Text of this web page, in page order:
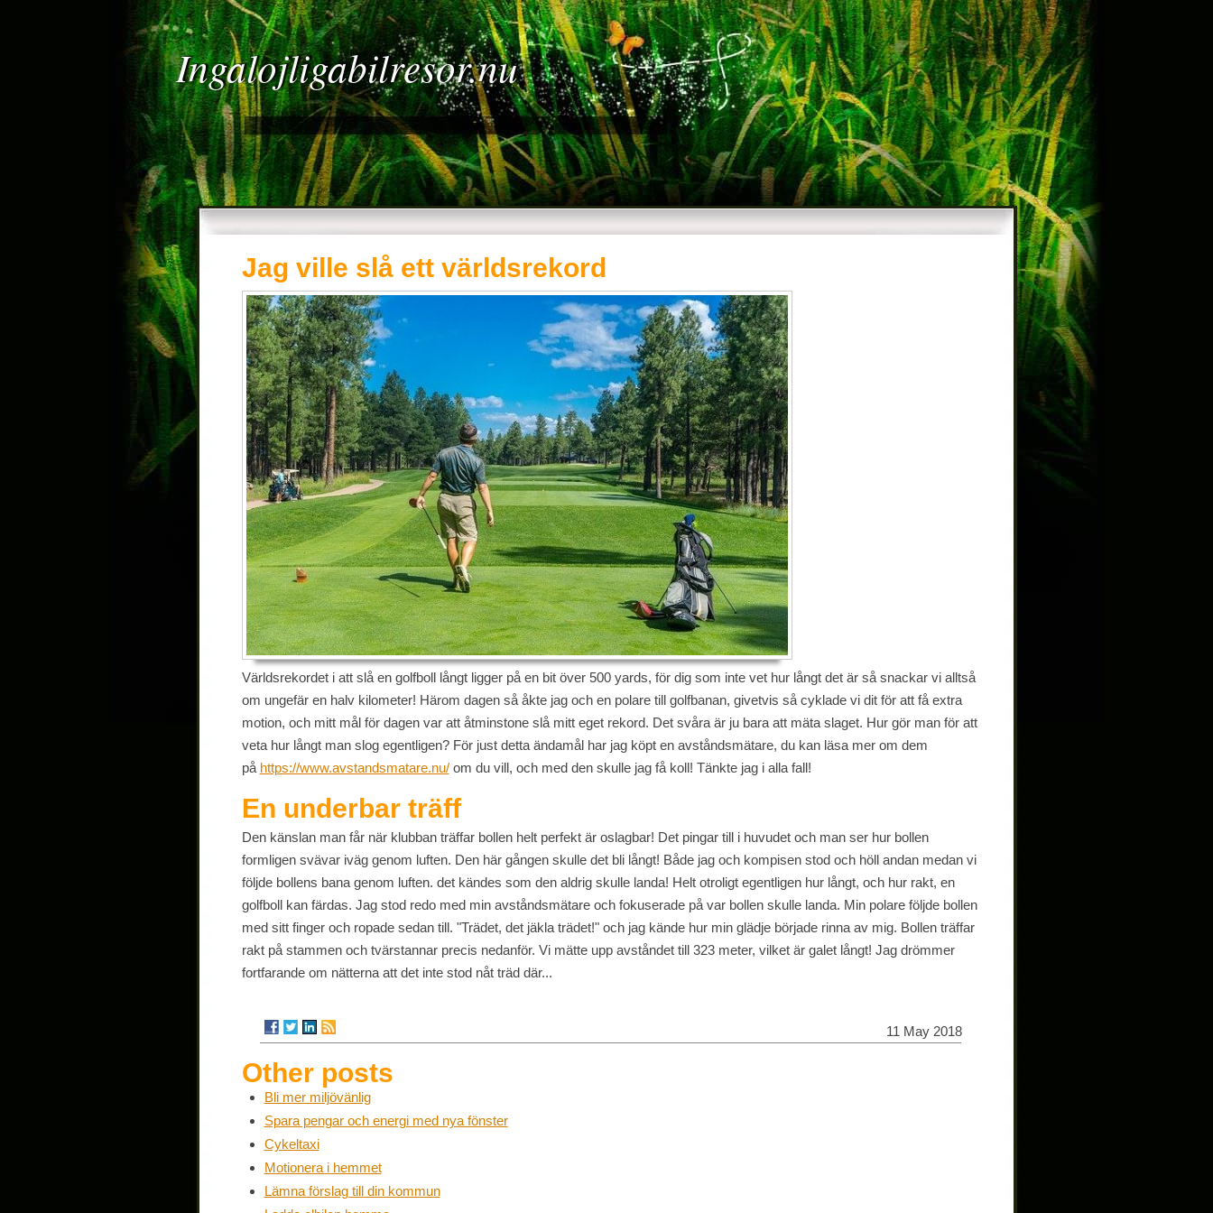
Ingalojligabilresor.nu
Jag ville slå ett världsrekord
Världsrekordet i att slå en golfboll långt ligger på en bit över 500 yards, för dig som inte vet hur långt det är så snackar vi alltså
om ungefär en halv kilometer! Härom dagen så åkte jag och en polare till golfbanan, givetvis så cyklade vi dit för att få extra
motion, och mitt mål för dagen var att åtminstone slå mitt eget rekord. Det svåra är ju bara att mäta slaget. Hur gör man för att
veta hur långt man slog egentligen? För just detta ändamål har jag köpt en avståndsmätare, du kan läsa mer om dem
på https://www.avstandsmatare.nu/om du vill, och med den skulle jag få koll! Tänkte jag i alla fall!
En underbar träff
Den känslan man får när klubban träffar bollen helt perfekt är oslagbar! Det pingar till i huvudet och man ser hur bollen
formligen svävar iväg genom luften. Den här gången skulle det bli långt! Både jag och kompisen stod och höll andan medan vi
följde bollens bana genom luften. det kändes som den aldrig skulle landa! Helt otroligt egentligen hur långt, och hur rakt, en
golfboll kan färdas. Jag stod redo med min avståndsmätare och fokuserade på var bollen skulle landa. Min polare följde bollen
med sitt finger och ropade sedan till. "Trädet, det jäkla trädet!" och jag kände hur min glädje började rinna av mig. Bollen träffar
rakt på stammen och tvärstannar precis nedanför. Vi mätte upp avståndet till 323 meter, vilket är galet långt! Jag drömmer
fortfarande om nätterna att det inte stod nåt träd där...
11 May 2018
Other posts
Bli mer miljövänlig
Spara pengar och energi med nya fönster
Cykeltaxi
Motionera i hemmet
Lämna förslag till din kommun